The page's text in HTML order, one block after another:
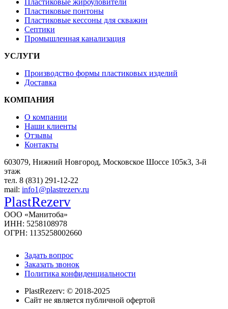
Пластиковые понтоны
Пластиковые кессоны для скважин
Септики
Промышленная канализация
УСЛУГИ
Производство формы пластиковых изделий
Доставка
КОМПАНИЯ
О компании
Наши клиенты
Отзывы
Контакты
603079, Нижний Новгород, Московское Шоссе 105к3, 3-й
этаж
тел. 8 (831) 291-12-22
mail: info1@plastrezerv.ru
PlastRezerv
ООО «Манитоба»
ИНН: 5258108978
ОГРН: 1135258002660
Задать вопрос
Заказать звонок
Политика конфиденциальности
PlastRezerv: © 2018-2025
Cайт не является публичной офертой